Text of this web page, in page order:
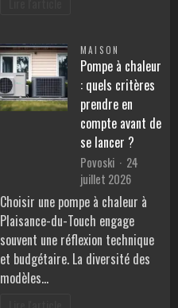
MAISON
Pompe à chaleur
: quels critères
prendre en
compte avant de
se lancer ?
Povoski
24
juillet 2026
Choisir une pompe à chaleur à
Plaisance-du-Touch engage
souvent une réflexion technique
et budgétaire. La diversité des
modèles…